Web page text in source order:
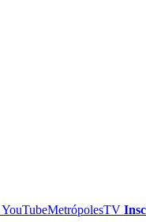
YouTubeMetrópolesTV